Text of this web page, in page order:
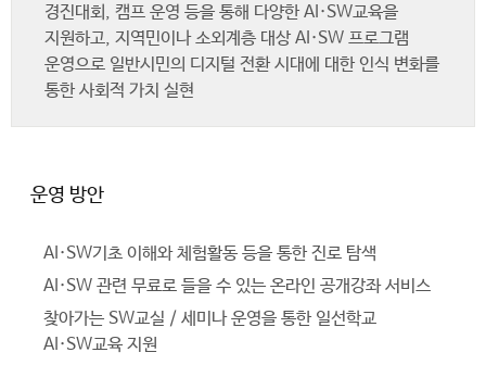
경진대회, 캠프 운영 등을 통해 다양한 AI·SW교육을
지원하고, 지역민이나 소외계층 대상 AI·SW 프로그램
운영으로 일반시민의 디지털 전환 시대에 대한 인식 변화를
통한 사회적 가치 실현
운영 방안
AI·SW기초 이해와 체험활동 등을 통한 진로 탐색
AI·SW 관련 무료로 들을 수 있는 온라인 공개강좌 서비스
찾아가는 SW교실 / 세미나 운영을 통한 일선학교
AI·SW교육 지원